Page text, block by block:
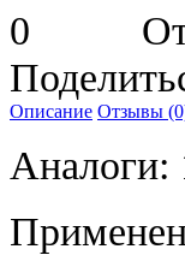
Описание Отзывы
Аналоги: